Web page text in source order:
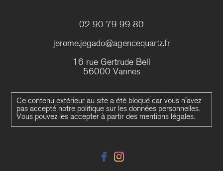
02 90 79 99 80
jerome.jegado@agencequartz.fr
16 rue Gertrude Bell
56000 Vannes
Ce contenu extérieur au site a été bloqué car vous n'avez
pas accepté notre politique sur les données personnelles.
Vous pouvez les accepter à partir des mentions légales.